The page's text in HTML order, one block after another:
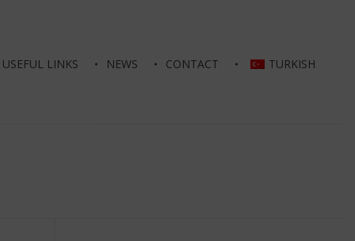
USEFUL LINKS NEWS CONTACT TURKISH